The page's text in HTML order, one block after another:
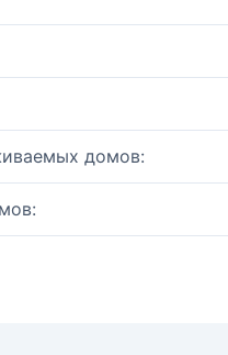
домов: